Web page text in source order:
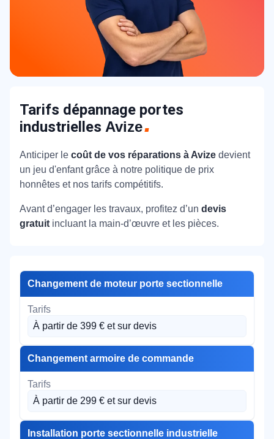
Tarifs dépannage portes
industrielles Avize
Anticiper le coût de vos réparations à Avize devient
un jeu d'enfant grâce à notre politique de prix
honnêtes et nos tarifs compétitifs.
Avant d’engager les travaux, profitez d’un devis
gratuit incluant la main-d’œuvre et les pièces.
Changement de moteur porte sectionnelle
À partir de 399 € et sur devis
Changement armoire de commande
À partir de 299 € et sur devis
Installation porte sectionnelle industrielle